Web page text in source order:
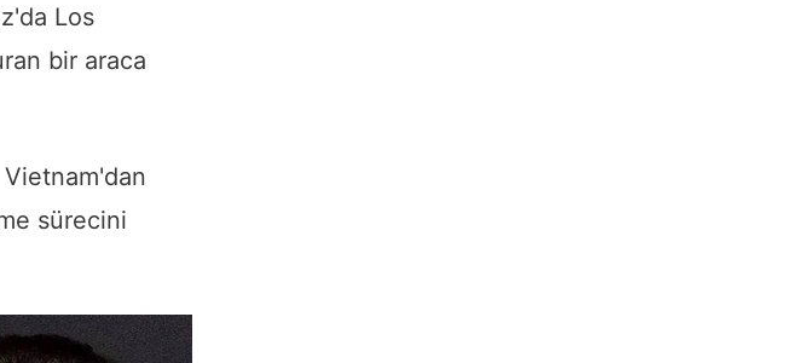
Los
bir araca
Vietnam'dan
sürecini